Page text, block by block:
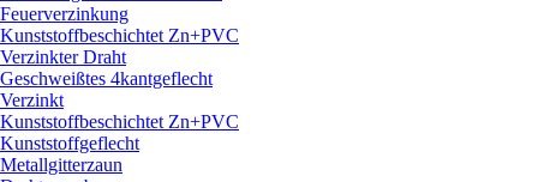
Feuerverzinkung
Kunststoffbeschichtet Zn+PVC
Verzinkter Draht
Geschweißtes 4kantgeflecht
Verzinkt
Kunststoffbeschichtet Zn+PVC
Kunststoffgeflecht
Metallgitterzaun